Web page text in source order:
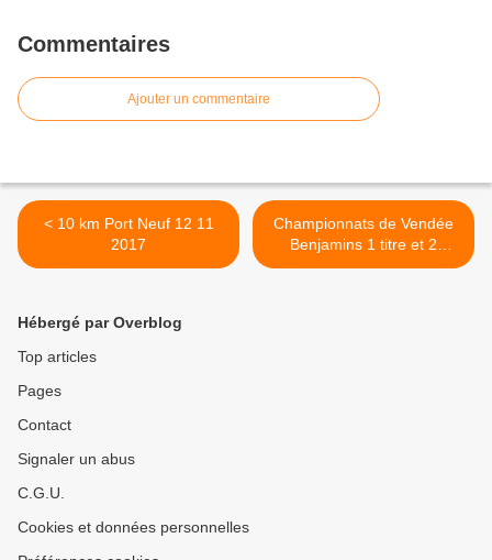
Commentaires
Ajouter un commentaire
< 10 km Port Neuf 12 11
2017
Championnats de Vendée
Benjamins 1 titre et 2
podiums pour l Acc >
Hébergé par Overblog
Top articles
Pages
Contact
Signaler un abus
C.G.U.
Cookies et données personnelles